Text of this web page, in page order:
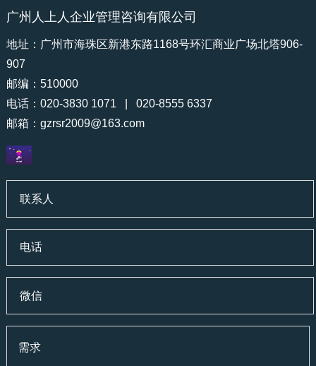
广州人上人企业管理咨询有限公司
地址：广州市海珠区新港东路1168号环汇商业广场北塔906-
907
邮编：510000
电话：020-3830 1071 | 020-8555 6337
邮箱： gzrsr2009@163.com